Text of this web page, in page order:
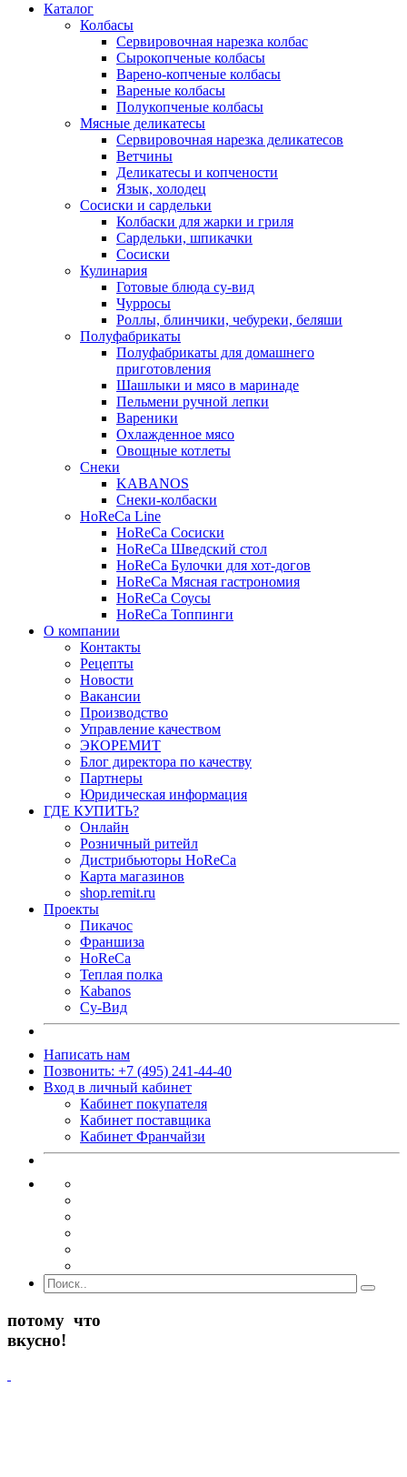
Каталог
Колбасы
Сервировочная нарезка колбас
Сырокопченые колбасы
Варено-копченые колбасы
Вареные колбасы
Полукопченые колбасы
Мясные деликатесы
Сервировочная нарезка деликатесов
Ветчины
Деликатесы и копчености
Язык, холодец
Сосиски и сардельки
Колбаски для жарки и гриля
Сардельки, шпикачки
Сосиски
Кулинария
Готовые блюда су-вид
Чурросы
Роллы, блинчики, чебуреки, беляши
Полуфабрикаты
Полуфабрикаты для домашнего
приготовления
Шашлыки и мясо в маринаде
Пельмени ручной лепки
Вареники
Охлажденное мясо
Овощные котлеты
Снеки
KABANOS
Снеки-колбаски
HoReCa Line
HoReCa Сосиски
HoReCa Шведский стол
HoReCa Булочки для хот-догов
HoReCa Мясная гастрономия
HoReCa Соусы
HoReCa Топпинги
О компании
Контакты
Рецепты
Новости
Вакансии
Производство
Управление качеством
ЭКОРЕМИТ
Блог директора по качеству
Партнеры
Юридическая информация
ГДЕ КУПИТЬ?
Онлайн
Розничный ритейл
Дистрибьюторы HoReCa
Карта магазинов
shop.remit.ru
Проекты
Пикачос
Франшиза
HoReCa
Теплая полка
Kabanos
Су-Вид
Написать нам
Позвонить: +7 (495) 241-44-40
Вход в личный кабинет
Кабинет покупателя
Кабинет поставщика
Кабинет Франчайзи
потому что
вкусно!